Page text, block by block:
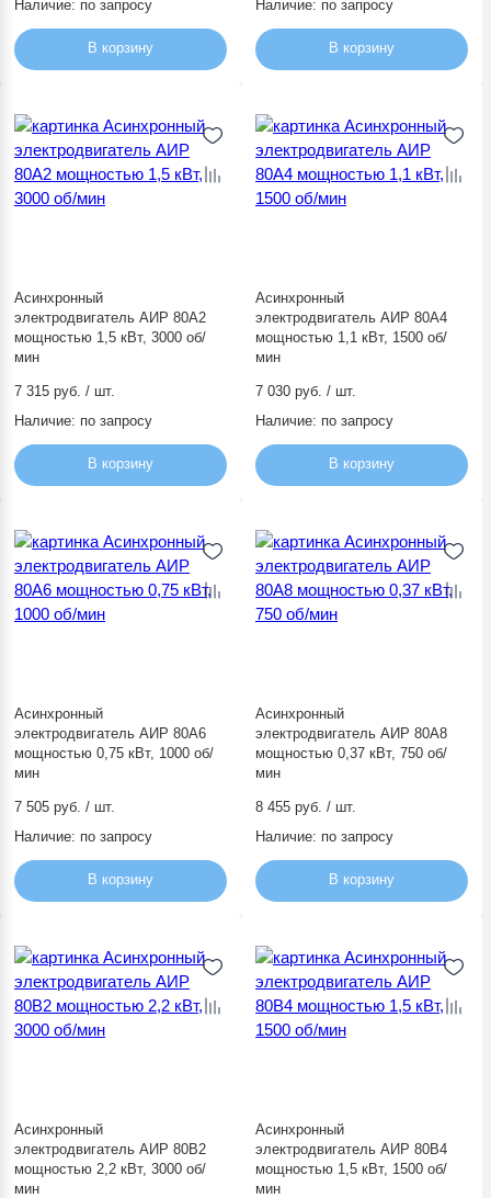
Наличие: по запросу
В корзину
Наличие: по запросу
В корзину
Асинхронный
электродвигатель АИР 80А2
мощностью 1,5 кВт, 3000 об/
мин
7 315 руб. / шт.
Наличие: по запросу
В корзину
Асинхронный
электродвигатель АИР 80А4
мощностью 1,1 кВт, 1500 об/
мин
7 030 руб. / шт.
Наличие: по запросу
В корзину
Асинхронный
электродвигатель АИР 80А6
мощностью 0,75 кВт, 1000 об/
мин
7 505 руб. / шт.
Наличие: по запросу
В корзину
Асинхронный
электродвигатель АИР 80А8
мощностью 0,37 кВт, 750 об/
мин
8 455 руб. / шт.
Наличие: по запросу
В корзину
Асинхронный
электродвигатель АИР 80В2
мощностью 2,2 кВт, 3000 об/
мин
Асинхронный
электродвигатель АИР 80В4
мощностью 1,5 кВт, 1500 об/
мин